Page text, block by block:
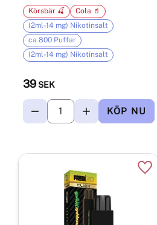
39 SEK
Körsbär 🍒
Cola 🥤
(2ml-14 mg) Nikotinsalt
ca 800 Puffar
(2ml-14 mg) Nikotinsalt